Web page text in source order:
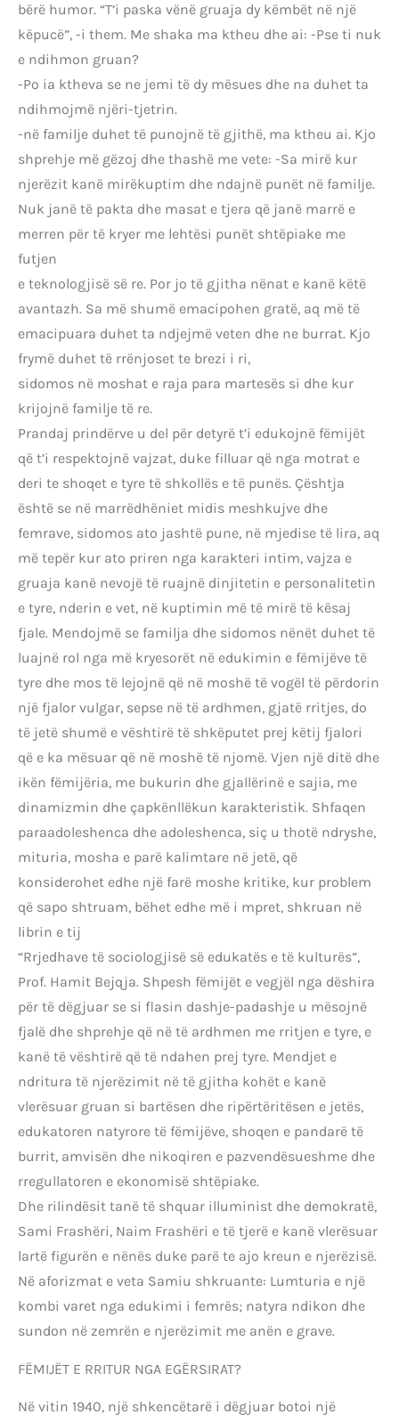
bërë humor. “T’i paska vënë gruaja dy këmbët në një
këpucë”, -i them. Me shaka ma ktheu dhe ai: -Pse ti nuk
e ndihmon gruan?
-Po ia ktheva se ne jemi të dy mësues dhe na duhet ta
ndihmojmë njëri-tjetrin.
-në familje duhet të punojnë të gjithë, ma ktheu ai. Kjo
shprehje më gëzoj dhe thashë me vete: -Sa mirë kur
njerëzit kanë mirëkuptim dhe ndajnë punët në familje.
Nuk janë të pakta dhe masat e tjera që janë marrë e
merren për të kryer me lehtësi punët shtëpiake me
futjen
e teknologjisë së re. Por jo të gjitha nënat e kanë këtë
avantazh. Sa më shumë emacipohen gratë, aq më të
emacipuara duhet ta ndjejmë veten dhe ne burrat. Kjo
frymë duhet të rrënjoset te brezi i ri,
sidomos në moshat e raja para martesës si dhe kur
krijojnë familje të re.
Prandaj prindërve u del për detyrë t’i edukojnë fëmijët
që t’i respektojnë vajzat, duke filluar që nga motrat e
deri te shoqet e tyre të shkollës e të punës. Çështja
është se në marrëdhëniet midis meshkujve dhe
femrave, sidomos ato jashtë pune, në mjedise të lira, aq
më tepër kur ato priren nga karakteri intim, vajza e
gruaja kanë nevojë të ruajnë dinjitetin e personalitetin
e tyre, nderin e vet, në kuptimin më të mirë të kësaj
fjale. Mendojmë se familja dhe sidomos nënët duhet të
luajnë rol nga më kryesorët në edukimin e fëmijëve të
tyre dhe mos të lejojnë që në moshë të vogël të përdorin
një fjalor vulgar, sepse në të ardhmen, gjatë rritjes, do
të jetë shumë e vështirë të shkëputet prej këtij fjalori
që e ka mësuar që në moshë të njomë. Vjen një ditë dhe
ikën fëmijëria, me bukurin dhe gjallërinë e sajia, me
dinamizmin dhe çapkënllëkun karakteristik. Shfaqen
paraadoleshenca dhe adoleshenca, siç u thotë ndryshe,
mituria, mosha e parë kalimtare në jetë, që
konsiderohet edhe një farë moshe kritike, kur problem
që sapo shtruam, bëhet edhe më i mpret, shkruan në
librin e tij
“Rrjedhave të sociologjisë së edukatës e të kulturës”,
Prof. Hamit Bejqja. Shpesh fëmijët e vegjël nga dëshira
për të dëgjuar se si flasin dashje-padashje u mësojnë
fjalë dhe shprehje që në të ardhmen me rritjen e tyre, e
kanë të vështirë që të ndahen prej tyre. Mendjet e
ndritura të njerëzimit në të gjitha kohët e kanë
vlerësuar gruan si bartësen dhe ripërtëritësen e jetës,
edukatoren natyrore të fëmijëve, shoqen e pandarë të
burrit, amvisën dhe nikoqiren e pazvendësueshme dhe
rregullatoren e ekonomisë shtëpiake.
Dhe rilindësit tanë të shquar illuminist dhe demokratë,
Sami Frashëri, Naim Frashëri e të tjerë e kanë vlerësuar
lartë figurën e nënës duke parë te ajo kreun e njerëzisë.
Në aforizmat e veta Samiu shkruante: Lumturia e një
kombi varet nga edukimi i femrës; natyra ndikon dhe
sundon në zemrën e njerëzimit me anën e grave.
FËMIJËT E RRITUR NGA EGËRSIRAT?
Në vitin 1940, një shkencëtarë i dëgjuar botoi një